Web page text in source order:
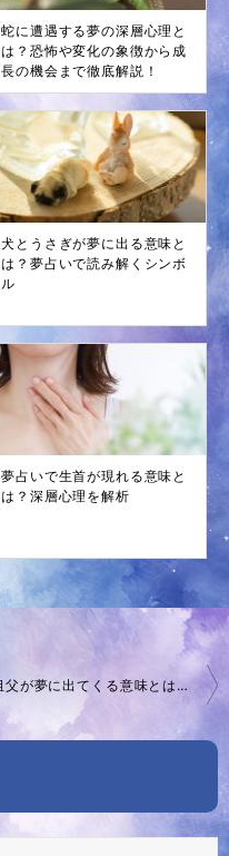
蛇に遭遇する夢の深層心理と
は？恐怖や変化の象徴から成
長の機会まで徹底解説！
犬とうさぎが夢に出る意味と
は？夢占いで読み解くシンボ
ル
夢占いで生首が現れる意味と
は？深層心理を解析
祖父が夢に出てくる意味とは？心理状態や関係性による解釈の違いを徹底解説！